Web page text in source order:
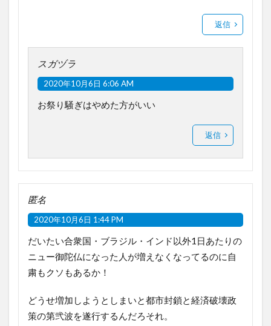
返信
スガヅラ
2020年10月6日 6:06 AM
お祭り騒ぎはやめた方がいい
返信
匿名
2020年10月6日 1:44 PM
だいたい合衆国・ブラジル・インド以外1日あたりの
ニュー御陀仏になった人が増えなくなってるのに自
粛もクソもあるか！
どうせ増加しようとしまいと都市封鎖と経済破壊政
策の第弐波を遂行するんだろそれ。